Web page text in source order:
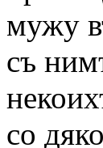
мужу
съ
со